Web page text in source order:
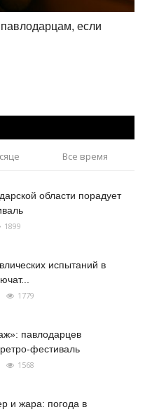
если
Все время
области порадует
1899
испытаний в
1779
павлодарцев
фестиваль
1568
и жара: погода в